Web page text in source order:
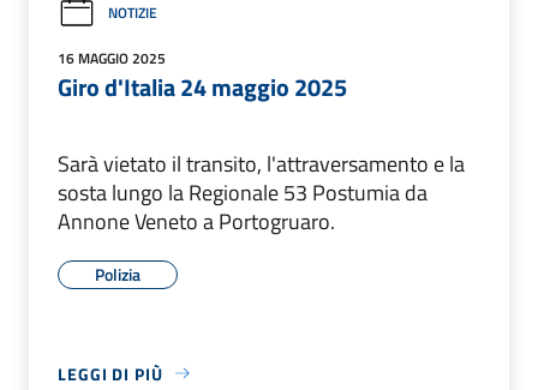
NOTIZIE
16 MAGGIO 2025
Giro d'Italia 24 maggio 2025
Sarà vietato il transito, l'attraversamento e la
sosta lungo la Regionale 53 Postumia da
Annone Veneto a Portogruaro.
Polizia
LEGGI DI PIÙ